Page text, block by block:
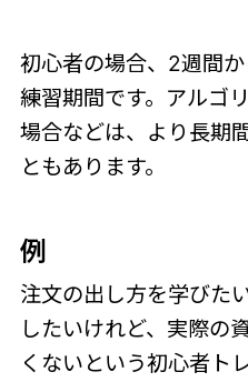
初心者の場合、2週間
練習期間です。アルゴ
場合などは、より長期
ともあります。
例
注文の出し方を学びた
したいけれど、実際の
くないという初心者ト